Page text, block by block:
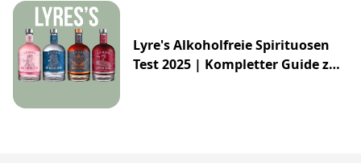
Lyre's Alkoholfreie Spirituosen
Test 2025 | Kompletter Guide zur